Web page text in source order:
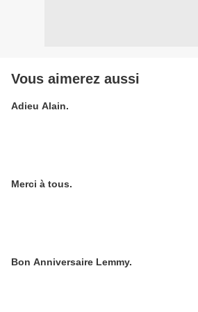
Vous aimerez aussi
Adieu Alain.
Merci à tous.
Bon Anniversaire Lemmy.